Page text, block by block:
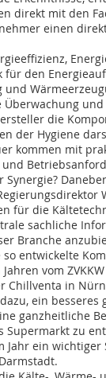
direkt mit den
einen
für den
und
und
die
der Hygiene
kommen mit
für die
sachliche
Branche
so entwickelte
vom
Chillventa in
ein besseres
ganzheitliche
Supermarkt zu
Jahr ein